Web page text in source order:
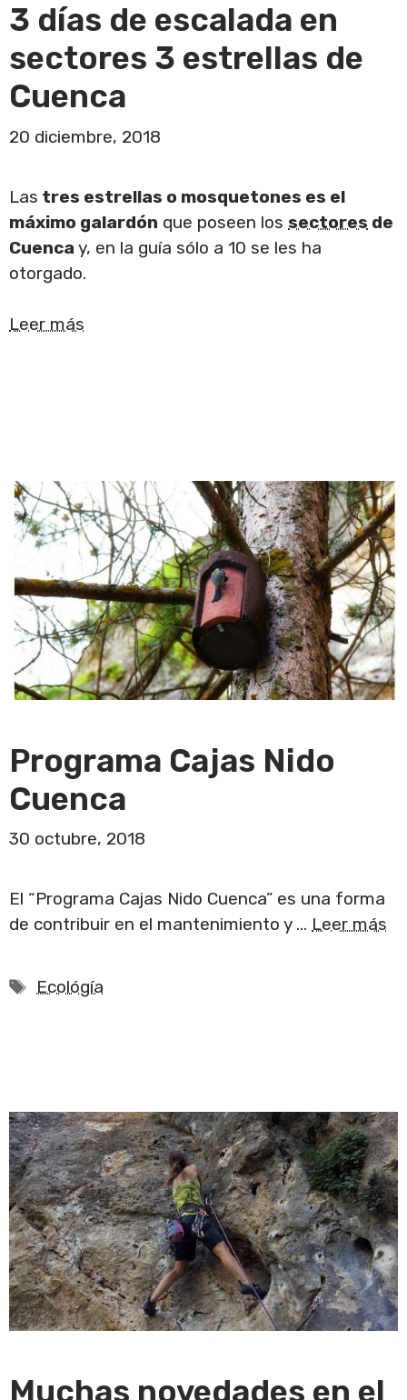
3 días de escalada en
sectores 3 estrellas de
Cuenca
20 diciembre, 2018
Las tres estrellas o mosquetones es el
máximo galardón que poseen los sectores de
Cuenca y, en la guía sólo a 10 se les ha
otorgado.
Leer más
Programa Cajas Nido
Cuenca
30 octubre, 2018
El “Programa Cajas Nido Cuenca” es una forma
de contribuir en el mantenimiento y … Leer más
Etiquetas
Ecológía
Muchas novedades en el